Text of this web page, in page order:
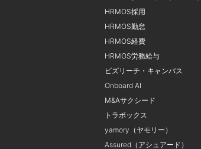
HRMOS採用
HRMOS勤怠
HRMOS経費
HRMOS労務給与
ビズリーチ・キャンパス
Onboard AI
M&Aサクシード
トラボックス
yamory（ヤモリー）
Assured（アシュアード）